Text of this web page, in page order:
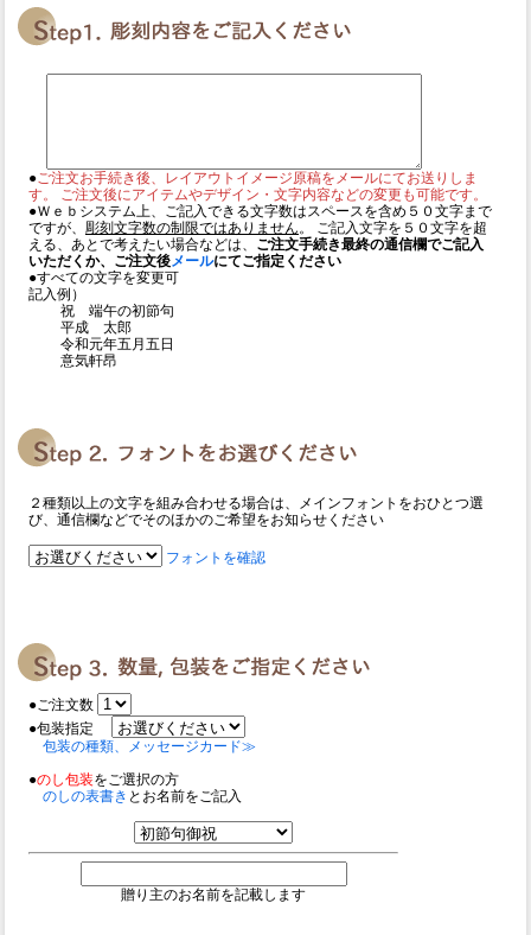
●ご注文お手続き後、レイアウトイメージ原稿をメールにてお送りしま
す。 ご注文後にアイテムやデザイン・文字内容などの変更も可能です。
●Ｗｅｂシステム上、ご記入できる文字数はスペースを含め５０文字まで
ですが、 彫刻文字数の制限ではありません。 ご記入文字を５０文字を超
える、あとで考えたい場合などは、 ご注文手続き最終の通信欄でご記入
いただくか、ご注文後メールにてご指定ください
●すべての文字を変更可
記入例）
祝 端午の初節句
平成 太郎
令和元年五月五日
意気軒昂
２種類以上の文字を組み合わせる場合は、メインフォントをおひとつ選
び、通信欄などでそのほかのご希望をお知らせください
フォントを確認
●ご注文数
●包装指定
包装の種類、メッセージカード≫
●のし包装をご選択の方
のしの表書き とお名前をご記入
贈り主のお名前を記載します